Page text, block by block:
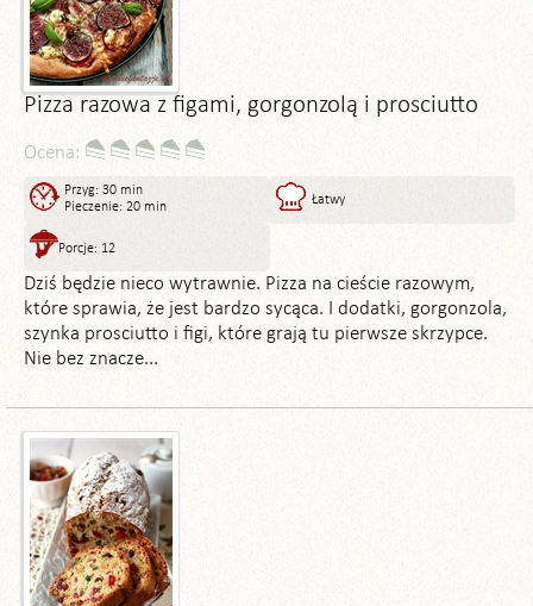
Pizza razowa z figami, gorgonzolą i prosciutto
Ocena:
Przyg: 30 min
Pieczenie: 20 min
Łatwy
Porcje: 12
Dziś będzie nieco wytrawnie. Pizza na cieście razowym,
które sprawia, że jest bardzo sycąca. I dodatki, gorgonzola,
szynka prosciutto i figi, które grają tu pierwsze skrzypce.
Nie bez znacze...